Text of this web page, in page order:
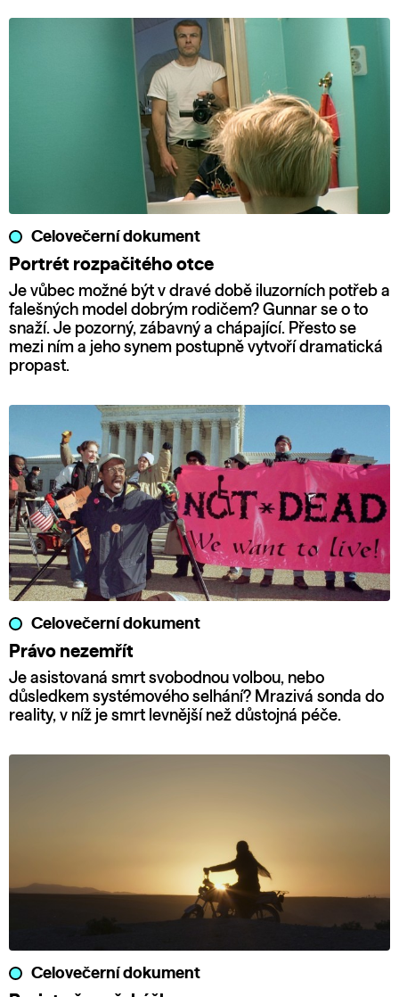
Celovečerní dokument
Portrét rozpačitého otce
Je vůbec možné být v dravé době iluzorních potřeb a
falešných model dobrým rodičem? Gunnar se o to
snaží. Je pozorný, zábavný a chápající. Přesto se
mezi ním a jeho synem postupně vytvoří dramatická
propast.
Celovečerní dokument
Právo nezemřít
Je asistovaná smrt svobodnou volbou, nebo
důsledkem systémového selhání? Mrazivá sonda do
reality, v níž je smrt levnější než důstojná péče.
Celovečerní dokument